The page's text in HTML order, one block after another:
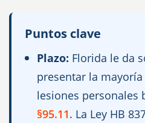
Puntos clave
Plazo: Florida le da
presentar la
lesiones personales
§95.11. La Ley HB